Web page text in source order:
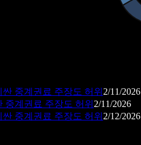
중계권료 주장도 허위 2/11/2026
계권료 주장도 허위 2/11/2026
중계권료 주장도 허위 2/12/2026